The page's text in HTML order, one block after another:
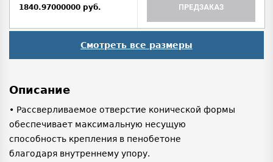
1840.97000000 руб. ПРЕДЗАКАЗ
Смотреть все размеры
Описание
• Рассверливаемое отверстие конической формы
обеспечивает максимальную несущую
способность крепления в пенобетоне
благодаря внутреннему упору.